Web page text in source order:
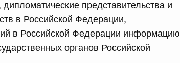
представительства и
в Российской Федерации,
в Российской Федерации информацию
органов Российской
г. № 920